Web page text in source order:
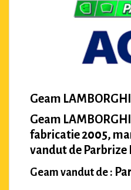
Geam
Geam
fabricatie 2005,
vandut de Parbrize
Geam vandut de :